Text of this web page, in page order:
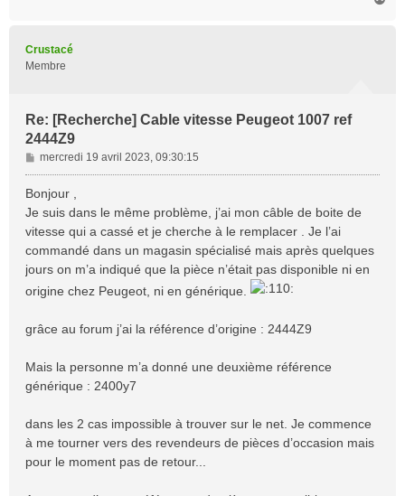
Crustacé
Membre
Re: [Recherche] Cable vitesse Peugeot 1007 ref
2444Z9
M
e
s
a
g
e
mercredi 19 avril 2023, 09:30:15
Bonjour ,
Je suis dans le même problème, j’ai mon câble de boite de
vitesse qui a cassé et je cherche à le remplacer . Je l’ai
commandé dans un magasin spécialisé mais après quelques
jours on m’a indiqué que la pièce n’était pas disponible ni en
origine chez Peugeot, ni en générique.
grâce au forum j’ai la référence d’origine : 2444Z9
Mais la personne m’a donné une deuxième référence
générique : 2400y7
dans les 2 cas impossible à trouver sur le net. Je commence
à me tourner vers des revendeurs de pièces d’occasion mais
pour le moment pas de retour...